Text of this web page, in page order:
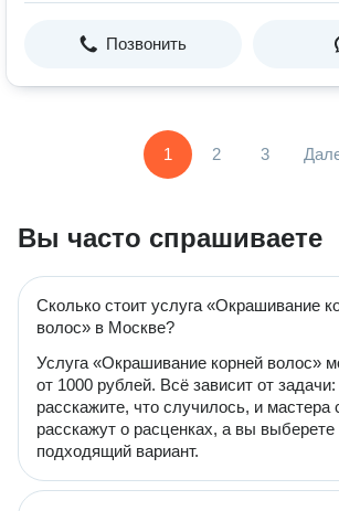
Позвонить
1 2 3
Вы часто спрашиваете
Сколько стоит услуга «Окрашивание
волос» в Москве?
Услуга «Окрашивание корней волос»
от 1000 рублей. Всё зависит от задачи:
расскажите, что случилось, и мастера
расскажут о расценках, а вы выберете
подходящий вариант.